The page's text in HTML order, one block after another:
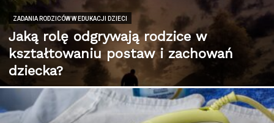
ZADANIA RODZICÓW W EDUKACJI DZIECI
Jaką rolę odgrywają rodzice w
kształtowaniu postaw i zachowań
dziecka?